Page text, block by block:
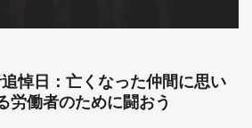
悼日：亡くなった仲間に思い
労働者のために闘おう